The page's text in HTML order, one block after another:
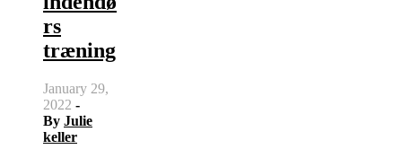
rs
træning
January 29,
2022 -
By Julie
keller